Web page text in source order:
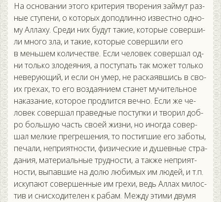
На ос­но­вании это­го кри­терия тво­рения зай­мут раз­
ные сту­пени, о ко­торых до­под­линно из­вес­тно од­но­
му Ал­ла­ху. Сре­ди них бу­дут та­кие, ко­торые со­вер­ши­
ли мно­го зла, и та­кие, ко­торые со­вер­ши­ли его
в мень­шем ко­личес­тве. Ес­ли че­ловек со­вер­шал од­
ни толь­ко зло­де­яния, а пос­ту­пать так мо­жет толь­ко
не­веру­ющий, и ес­ли он умер, не рас­ка­яв­шись в сво­
их гре­хах, то его воз­да­яни­ем ста­нет му­читель­ное
на­каза­ние, ко­торое прод­лится веч­но. Ес­ли же че­
ловек со­вер­шал пра­вед­ные пос­тупки и тво­рил доб­
ро боль­шую часть сво­ей жиз­ни, но иног­да со­вер­
шал мел­кие прег­ре­шения, то пос­тигшие его за­боты,
пе­чали, неп­ри­ят­ности, фи­зичес­кие и ду­шев­ные стра­
дания, ма­тери­аль­ные труд­ности, а так­же неп­ри­ят­
ности, вы­пав­шие на до­лю лю­бимых им лю­дей, и т.п.
ис­ку­па­ют со­вер­шенные им гре­хи, ведь Ал­лах ми­лос­
тив и снис­хо­дите­лен к ра­бам. Меж­ду эти­ми дву­мя